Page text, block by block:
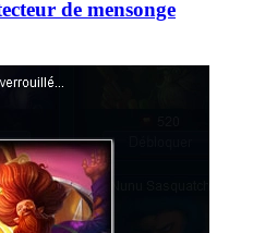
de mensonge